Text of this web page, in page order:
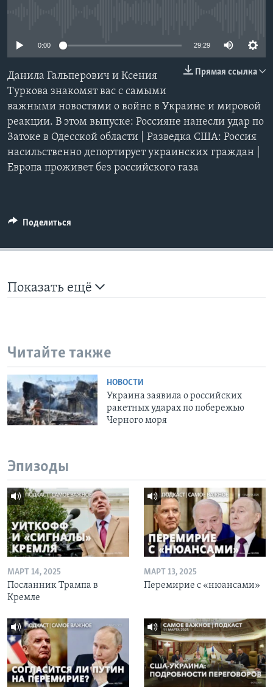
Языки
0:00 29:29
Прямая ссылка
Данила Гальперович и Ксения
Туркова знакомят вас с самыми
важными новостями о войне в Украине и мировой
реакции. В этом выпуске: Россияне нанесли удар по
Затоке в Одесской области | Разведка США: Россия
насильственно депортирует украинских граждан |
Европа проживет без российского газа
Поделиться
Показать ещё
Читайте также
НОВОСТИ
Украина заявила о российских
ракетных ударах по побережью
Черного моря
Эпизоды
МАРТ 14, 2025
Посланник Трампа в
Кремле
МАРТ 13, 2025
Перемирие с «нюансами»